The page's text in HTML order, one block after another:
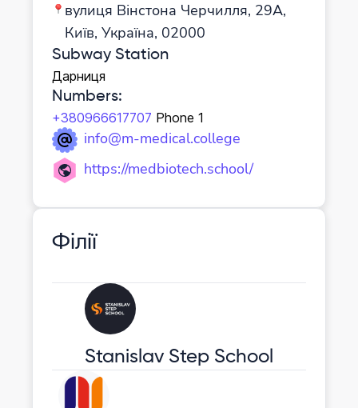
вулиця Вінстона Черчилля, 29А,
Київ, Україна, 02000
Subway Station
Дарниця
Numbers:
+380966617707 Phone 1
info@m-medical.college
https://medbiotech.school/
Філії
Stanislav Step School